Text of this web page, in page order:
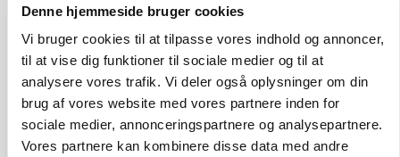
Denne hjemmeside bruger cookies
Vi bruger cookies til at tilpasse vores indhold og annoncer,
til at vise dig funktioner til sociale medier og til at
analysere vores trafik. Vi deler også oplysninger om din
brug af vores website med vores partnere inden for
sociale medier, annonceringspartnere og analysepartnere.
Vores partnere kan kombinere disse data med andre